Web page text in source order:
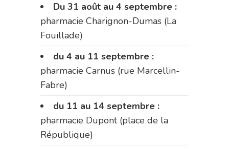
Du 31 août au 4 septembre :
pharmacie Charignon-Dumas (La
Fouillade)
du 4 au 11 septembre :
pharmacie Carnus (rue Marcellin-
Fabre)
du 11 au 14 septembre :
pharmacie Dupont (place de la
République)